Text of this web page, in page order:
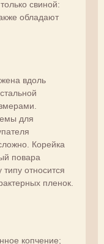
свиной:
обладают
вдоль
для
Корейка
повара
относится
пленок.
копчение;